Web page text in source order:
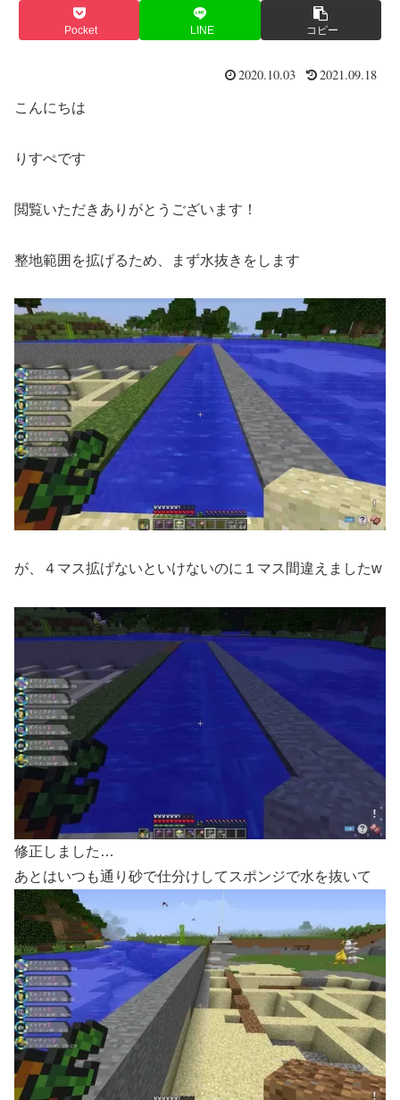
Pocket LINE コピー
2020.10.03 2021.09.18
こんにちは
りすぺです
閲覧いただきありがとうございます！
整地範囲を拡げるため、まず水抜きをします
が、４マス拡げないといけないのに１マス間違えましたw
修正しました…
あとはいつも通り砂で仕分けしてスポンジで水を抜いて